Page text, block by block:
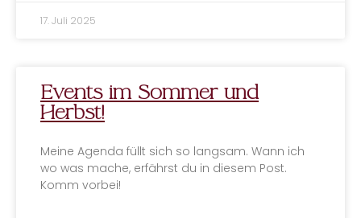
17. Juli 2025
Events im Sommer und
Herbst!
Meine Agenda füllt sich so langsam. Wann ich
wo was mache, erfährst du in diesem Post.
Komm vorbei!